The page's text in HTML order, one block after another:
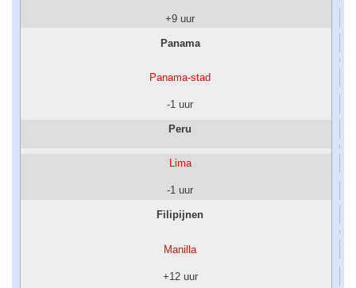
+9 uur
Panama
Panama-stad
-1 uur
Peru
Lima
-1 uur
Filipijnen
Manilla
+12 uur